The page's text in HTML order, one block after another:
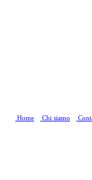
Home Chi siamo